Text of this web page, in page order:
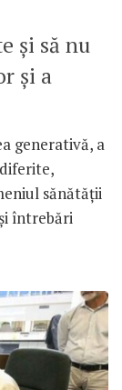
și să nu
și a
generativă, a
sănătății
întrebări